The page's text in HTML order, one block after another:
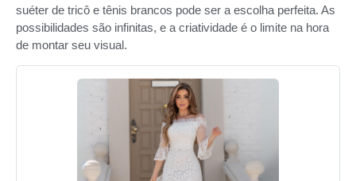
suéter de tricô e tênis brancos pode ser a escolha perfeita. As
possibilidades são infinitas, e a criatividade é o limite na hora
de montar seu visual.